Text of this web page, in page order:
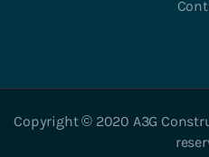
Copyright © 2020 A3G